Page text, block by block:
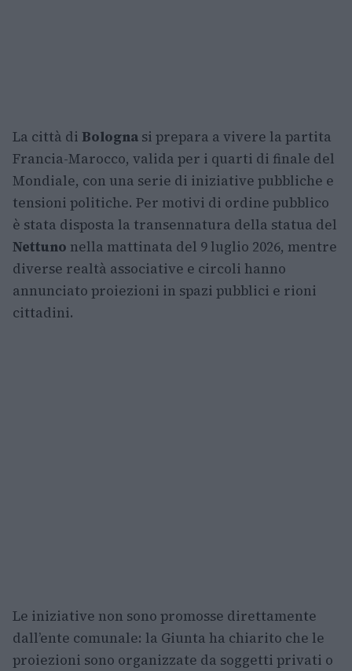
La città di Bologna si prepara a vivere la partita
Francia-Marocco, valida per i quarti di finale del
Mondiale, con una serie di iniziative pubbliche e
tensioni politiche. Per motivi di ordine pubblico
è stata disposta la transennatura della statua del
Nettuno nella mattinata del 9 luglio 2026, mentre
diverse realtà associative e circoli hanno
annunciato proiezioni in spazi pubblici e rioni
cittadini.
Le iniziative non sono promosse direttamente
dall’ente comunale: la Giunta ha chiarito che le
proiezioni sono organizzate da soggetti privati o